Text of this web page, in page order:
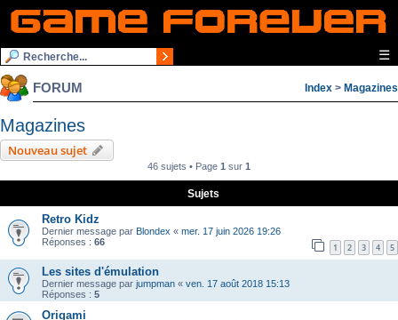
☰
FORUM Index > Magazines
Magazines
Nouveau sujet
46 sujets • Page 1 sur 1
Sujets
Retro Kidz
Dernier message par Blondex « mer. 17 juin 2026 19:26
Réponses : 66 1 2 3 4 5
Les sites d'émulation
Dernier message par jumpman « ven. 17 août 2018 15:13
Réponses : 5
Origami